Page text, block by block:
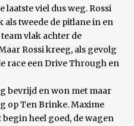
laatste viel dus weg. Rossi
tweede de pitlane in en
vlak achter de
Rossi kreeg, als gevolg
race een Drive Through en
bevrijd en won met maar
op Ten Brinke. Maxime
heel goed, de wagen